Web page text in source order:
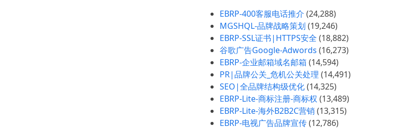
EBRP-400客服电话推介 (24,288)
MGSHQL-品牌战略策划 (19,246)
EBRP-SSL证书|HTTPS安全 (18,882)
谷歌广告Google-Adwords (16,273)
EBRP-企业邮箱域名邮箱 (14,594)
PR|品牌公关_危机公关处理 (14,491)
SEO|全品牌结构级优化(14,325)
EBRP-Lite-商标注册-商标权 (13,489)
EBRP-Lite-海外B2B2C营销 (13,315)
EBRP-电视广告品牌宣传(12,786)